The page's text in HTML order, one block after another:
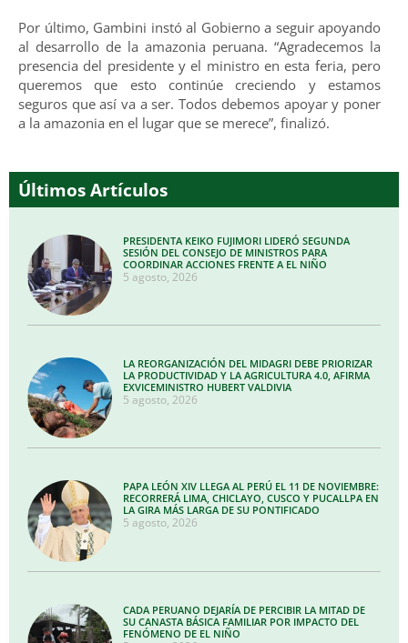
Por último, Gambini instó al Gobierno a seguir apoyando
al desarrollo de la amazonia peruana. “Agradecemos la
presencia del presidente y el ministro en esta feria, pero
queremos que esto continúe creciendo y estamos
seguros que así va a ser. Todos debemos apoyar y poner
a la amazonia en el lugar que se merece”, finalizó.
Últimos Artículos
PRESIDENTA KEIKO FUJIMORI LIDERÓ SEGUNDA
SESIÓN DEL CONSEJO DE MINISTROS PARA
COORDINAR ACCIONES FRENTE A EL NIÑO
5 agosto, 2026
LA REORGANIZACIÓN DEL MIDAGRI DEBE PRIORIZAR
LA PRODUCTIVIDAD Y LA AGRICULTURA 4.0, AFIRMA
EXVICEMINISTRO HUBERT VALDIVIA
5 agosto, 2026
PAPA LEÓN XIV LLEGA AL PERÚ EL 11 DE NOVIEMBRE:
RECORRERÁ LIMA, CHICLAYO, CUSCO Y PUCALLPA EN
LA GIRA MÁS LARGA DE SU PONTIFICADO
5 agosto, 2026
CADA PERUANO DEJARÍA DE PERCIBIR LA MITAD DE
SU CANASTA BÁSICA FAMILIAR POR IMPACTO DEL
FENÓMENO DE EL NIÑO